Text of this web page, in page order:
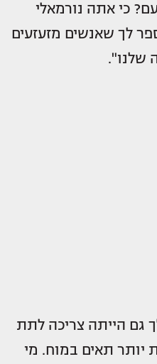
כי אתה נורמאלי
לך שאנשים מזעזעים
שלנו".
גם הייתה צריכה לתת
יותר תאים במוח. מי